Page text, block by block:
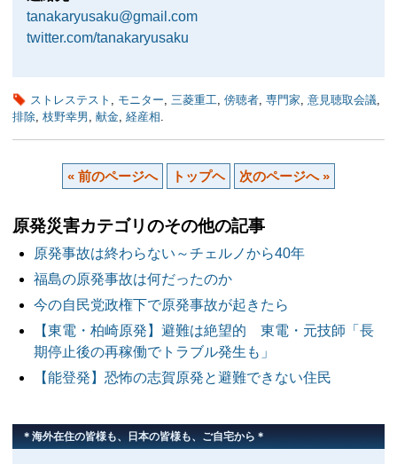
tanakaryusaku@gmail.com
twitter.com/tanakaryusaku
ストレステスト モニター 三菱重工 傍聴者 専門家 意見聴取会議
排除 枝野幸男 献金 経産相
« 前のページへ トップヘ 次のページへ »
原発災害カテゴリのその他の記事
原発事故は終わらない～チェルノから40年
福島の原発事故は何だったのか
今の自民党政権下で原発事故が起きたら
【東電・柏崎原発】避難は絶望的 東電・元技師「長
期停止後の再稼働でトラブル発生も」
【能登発】恐怖の志賀原発と避難できない住民
＊海外在住の皆様も、日本の皆様も、ご自宅から＊